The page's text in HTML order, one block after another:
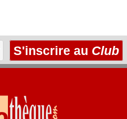
S'inscrire au Club